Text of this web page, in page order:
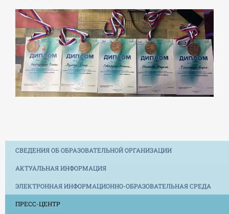
СВЕДЕНИЯ ОБ ОБРАЗОВАТЕЛЬНОЙ ОРГАНИЗАЦИИ
АКТУАЛЬНАЯ ИНФОРМАЦИЯ
ЭЛЕКТРОННАЯ ИНФОРМАЦИОННО-ОБРАЗОВАТЕЛЬНАЯ СРЕДА
ПРЕСС-ЦЕНТР